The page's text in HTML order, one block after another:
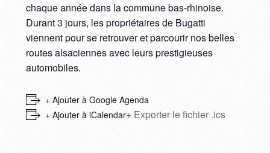
chaque année dans la commune bas-rhinoise.
Durant 3 jours, les propriétaires de Bugatti
viennent pour se retrouver et parcourir nos belles
routes alsaciennes avec leurs prestigieuses
automobiles.
+ Ajouter à Google Agenda
+ Ajouter à iCalendar+ Exporter le fichier .ics